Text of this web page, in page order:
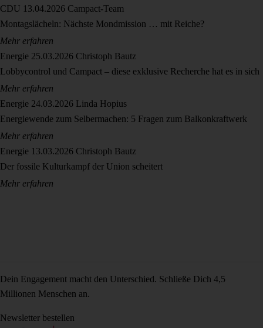
CDU 13.04.2026 Campact-Team
Montagslächeln: Nächste Mondmission … mit Reiche?
Mehr erfahren
Energie 25.03.2026 Christoph Bautz
Lobbycontrol und Campact – diese exklusive Recherche hat es in sich
Mehr erfahren
Energie 24.03.2026 Linda Hopius
Energiewende zum Selbermachen: 5 Fragen zum Balkonkraftwerk
Mehr erfahren
Energie 13.03.2026 Christoph Bautz
Der fossile Kulturkampf der Union scheitert
Mehr erfahren
Dein Engagement macht den Unterschied. Schließe Dich 4,5
Millionen Menschen an.
Newsletter bestellen